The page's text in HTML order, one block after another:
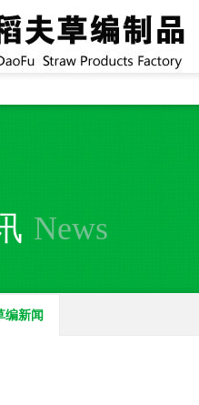
小时销售电话：15937370357
News
编新闻